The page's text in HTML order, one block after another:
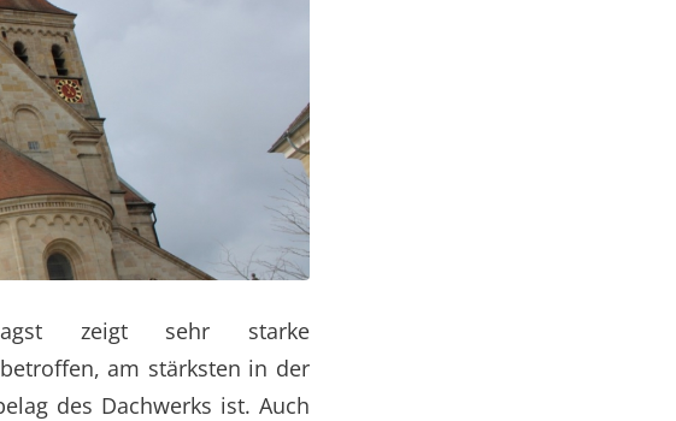
zeigt sehr starke
am stärksten in der
des Dachwerks ist. Auch